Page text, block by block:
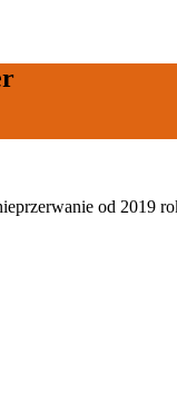
od 2019